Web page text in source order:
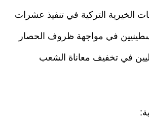
الخيرية التركية في تنفيذ عشرات
في مواجهة ظروف الحصار
في تخفيف معاناة الشعب